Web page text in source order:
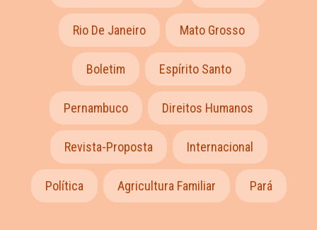
Rio De Janeiro Mato Grosso
Boletim Espírito Santo
Pernambuco Direitos Humanos
Revista-Proposta Internacional
Política Agricultura Familiar Pará